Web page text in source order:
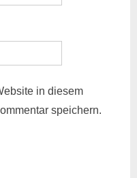
in diesem
speichern.